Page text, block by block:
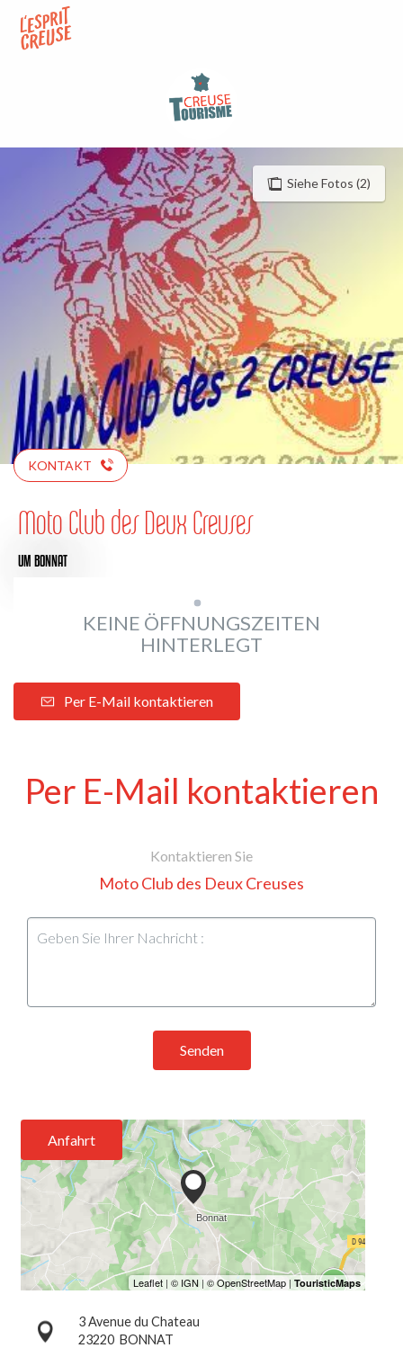
contenu
Siehe Fotos (2)
KONTAKT
Moto Club des Deux Creuses
UM BONNAT
KEINE ÖFFNUNGSZEITEN
HINTERLEGT
Per E-Mail kontaktieren
Per E-Mail kontaktieren
Kontaktieren Sie
Moto Club des Deux Creuses
Senden
Anfahrt
3 Avenue du Chateau
23220 BONNAT